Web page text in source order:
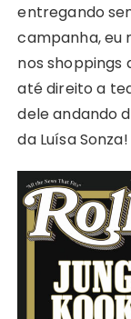
entregando
campanha, eu
nos shoppings
até direito a
dele andando
da Luísa